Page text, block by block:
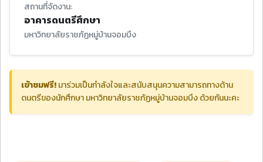
สถานที่จัดงาน:
อาคารดนตรีศึกษา
มหาวิทยาลัยราชภัฏหมู่บ้านจอมบึง
เข้าชมฟรี!มาร่วมเป็นกำลังใจและสนับสนุนความสามารถทางด้าน
ดนตรีของนักศึกษา มหาวิทยาลัยราชภัฏหมู่บ้านจอมบึง ด้วยกันนะคะ